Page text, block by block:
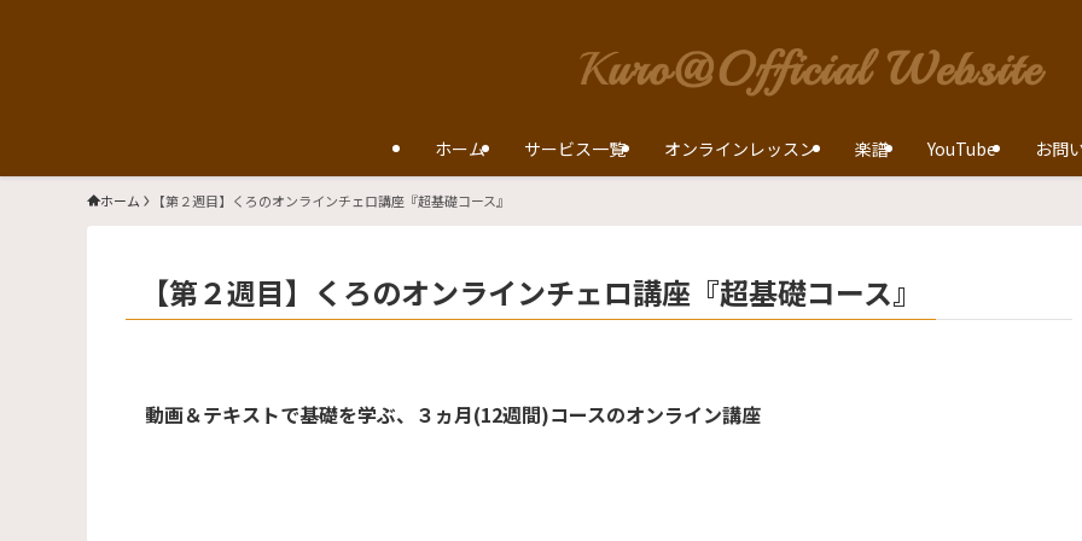
ホーム サービス一覧 オンラインレッスン 楽譜 YouTube お問
ホーム 【第２週目】くろのオンラインチェロ講座『超基礎コース』
【第２週目】くろのオンラインチェロ講座『超基礎コース』
​動画＆テキストで基礎を学ぶ、３ヵ月(12週間)コースのオンライン講座